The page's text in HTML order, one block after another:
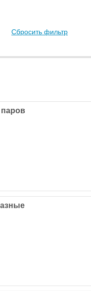
Сбросить фильтр